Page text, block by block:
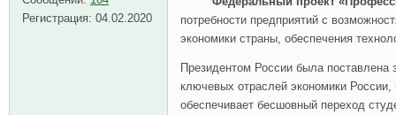
Регистрация: 04.02.2020
потребности предприятий с
экономики страны, обеспечения
Президентом России была поставлена
ключевых отраслей экономики
обеспечивает бесшовный переход